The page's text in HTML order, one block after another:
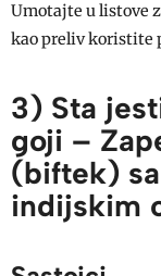
Umotajte u listove
kao preliv koristite
3) Sta
goji –
(biftek)
indijskim